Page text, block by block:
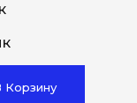
Корзину